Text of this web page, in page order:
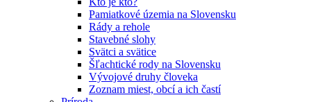
Pamiatkové územia na Slovensku
Rády a rehole
Stavebné slohy
Svätci a svätice
Šľachtické rody na Slovensku
Vývojové druhy človeka
Zoznam miest, obcí a ich častí